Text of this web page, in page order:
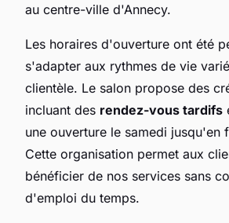
au centre-ville d'Annecy.
Les horaires d'ouverture ont été
s'adapter aux rythmes de vie
clientèle. Le salon propose des
incluant des rendez-vous tardifs
une ouverture le samedi jusqu'en
Cette organisation permet aux
bénéficier de nos services sans
d'emploi du temps.